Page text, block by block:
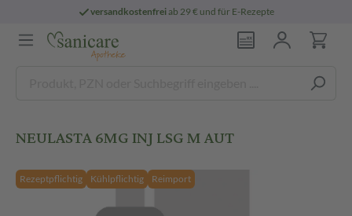
versandkostenfreiab 29 € und für E-Rezepte
NEULASTA 6MG INJ LSG M AUT
Rezeptpflichtig Kühlpflichtig Reimport